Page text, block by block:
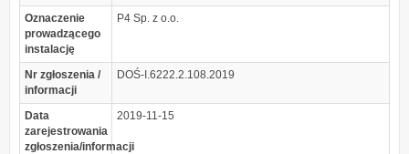
Oznaczenie
prowadzącego
instalację
P4 Sp. z o.o.
Nr zgłoszenia /
informacji
DOŚ-I.6222.2.108.2019
Data
zarejestrowania
zgłoszenia/informacji
2019-11-15